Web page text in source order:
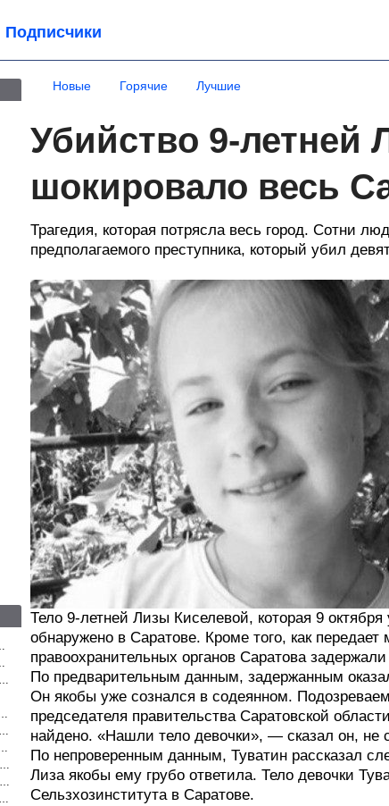
Подписчики
Новые Горячие Лучшие
Убийство 9-летней
шокировало весь
Трагедия, которая потрясла весь город. Сотни
предполагаемого преступника, который убил
Тело 9-летней Лизы Киселевой, которая 9
обнаружено в Саратове. Кроме того, как
правоохранительных органов Саратова
По предварительным данным, задержанным
Он якобы уже сознался в содеянном.
председателя правительства Саратовской
найдено. «Нашли тело девочки», — сказал он, не
По непроверенным данным, Туватин рассказал
Лиза якобы ему грубо ответила. Тело девочки
Сельзхозинститута в Саратове.